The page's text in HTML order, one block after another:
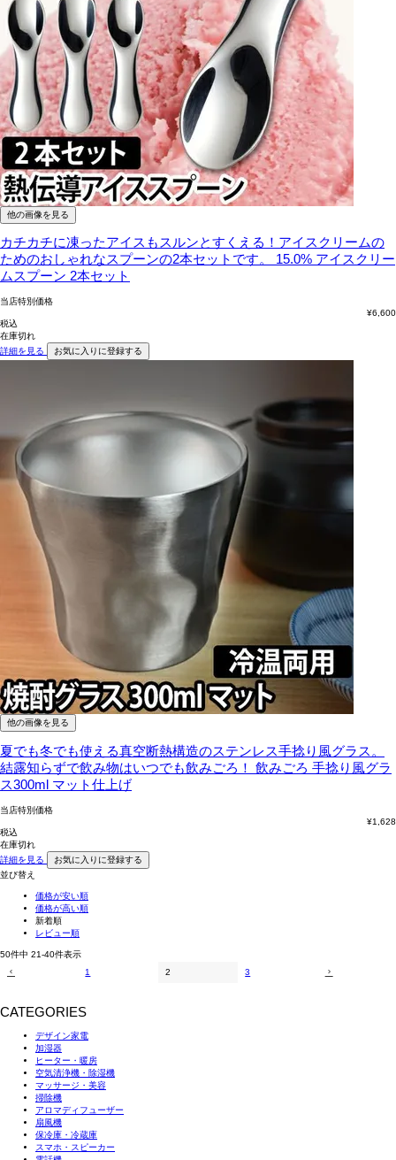
他の画像を見る
カチカチに凍ったアイスもスルンとすくえる！アイスクリームの
ためのおしゃれなスプーンの2本セットです。
15.0% アイスクリー
ムスプーン 2本セット
当店特別価格
¥6,600
税込
在庫切れ
詳細を見る
お気に入りに登録する
他の画像を見る
夏でも冬でも使える真空断熱構造のステンレス手捻り風グラス。
結露知らずで飲み物はいつでも飲みごろ！ 飲みごろ 手捻り風グラ
ス300ml マット仕上げ
当店特別価格
¥1,628
税込
在庫切れ
詳細を見る
お気に入りに登録する
並び替え
価格が安い順
価格が高い順
新着順
レビュー順
50件中 21-40件表示
1
2 3
CATEGORIES
デザイン家電
加湿器
ヒーター・暖房
空気清浄機・除湿機
マッサージ・美容
掃除機
アロマディフューザー
扇風機
保冷庫・冷蔵庫
スマホ・スピーカー